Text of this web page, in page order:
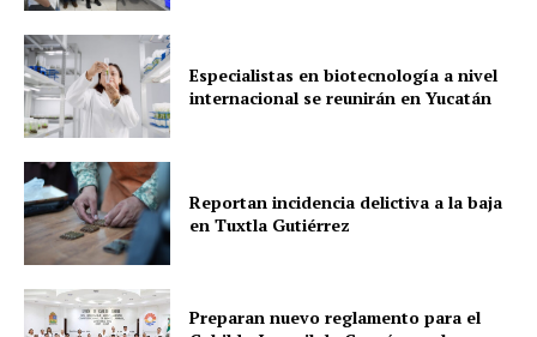
Especialistas en biotecnología a nivel
internacional se reunirán en Yucatán
Reportan incidencia delictiva a la baja
en Tuxtla Gutiérrez
Preparan nuevo reglamento para el